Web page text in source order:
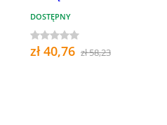
DOSTĘPNY
zł 40,76 zł 58,23